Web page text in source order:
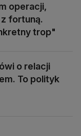
operacji,
z fortuną.
trop"
o relacji
To polityk